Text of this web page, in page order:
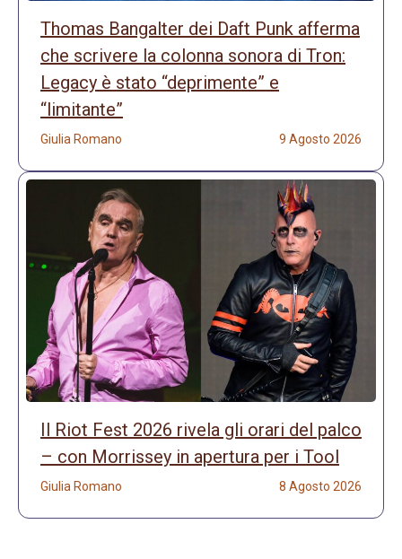
Thomas Bangalter dei Daft Punk afferma
che scrivere la colonna sonora di Tron:
Legacy è stato “deprimente” e
“limitante”
Giulia Romano 9 Agosto 2026
Il Riot Fest 2026 rivela gli orari del palco
– con Morrissey in apertura per i Tool
Giulia Romano 8 Agosto 2026